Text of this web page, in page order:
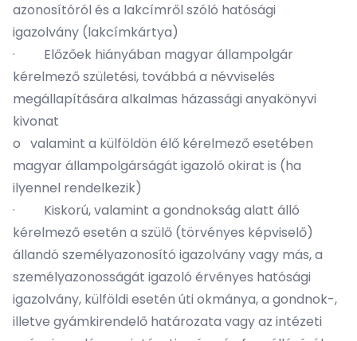
azonosítóról és a lakcímről szóló hatósági
igazolvány (lakcímkártya)
· Előzőek hiányában magyar állampolgár
kérelmező születési, továbbá a névviselés
megállapítására alkalmas házassági anyakönyvi
kivonat
o valamint a külföldön élő kérelmező esetében
magyar állampolgárságát igazoló okirat is (ha
ilyennel rendelkezik)
· Kiskorú, valamint a gondnokság alatt álló
kérelmező esetén a szülő (törvényes képviselő)
állandó személyazonosító igazolvány vagy más, a
személyazonosságát igazoló érvényes hatósági
igazolvány, külföldi esetén úti okmánya, a gondnok-,
illetve gyámkirendelő határozata vagy az intézeti